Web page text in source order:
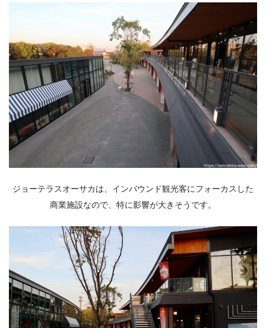
ジョーテラスオーサカは、インバウンド観光客にフォーカスした
商業施設なので、特に影響が大きそうです。